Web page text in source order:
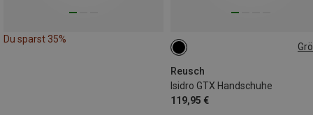
Du sparst 35%
Reusch
Isidro GTX Handschuhe
119,95 €